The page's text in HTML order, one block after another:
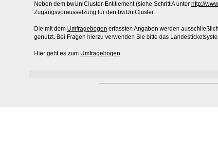
Neben dem bwUniCluster-Entitlement (siehe Schritt A unter http://
Zugangsvoraussetzung für den bwUniCluster.
Die mit dem Umfragebogen erfassten Angaben werden
genutzt. Bei Fragen hierzu verwenden Sie bitte das
Hier geht es zum Umfragebogen.